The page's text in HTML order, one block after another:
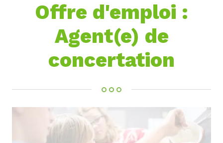
Offre d'emploi :
Agent(e) de
concertation